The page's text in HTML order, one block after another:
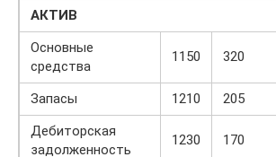
АКТИВ
Основные
средства
1150 320
Запасы 1210 205
Дебиторская
задолженность
1230 170